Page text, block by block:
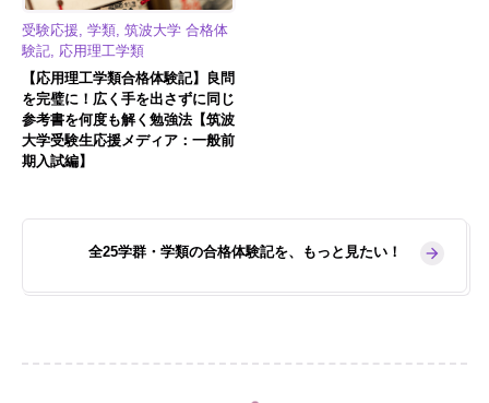
受験応援, 学類, 筑波大学 合格体
験記, 応用理工学類
【応用理工学類合格体験記】良問
を完璧に！広く手を出さずに同じ
参考書を何度も解く勉強法【筑波
大学受験生応援メディア：一般前
期入試編】
全25学群・学類の合格体験記を、もっと見たい！